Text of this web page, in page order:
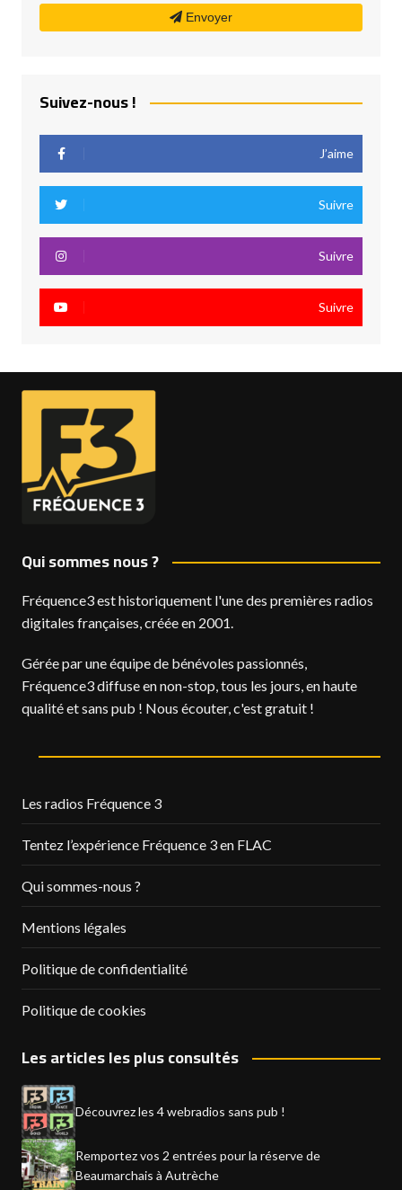
Envoyer
Suivez-nous !
J’aime
Suivre
Suivre
Suivre
Qui sommes nous ?
Fréquence3 est historiquement l'une des premières radios
digitales françaises, créée en 2001.
Gérée par une équipe de bénévoles passionnés,
Fréquence3 diffuse en non-stop, tous les jours, en haute
qualité et sans pub ! Nous écouter, c'est gratuit !
Les radios Fréquence 3
Tentez l’expérience Fréquence 3 en FLAC
Qui sommes-nous ?
Mentions légales
Politique de confidentialité
Politique de cookies
Les articles les plus consultés
Découvrez les 4 webradios sans pub !
Remportez vos 2 entrées pour la réserve de
Beaumarchais à Autrèche